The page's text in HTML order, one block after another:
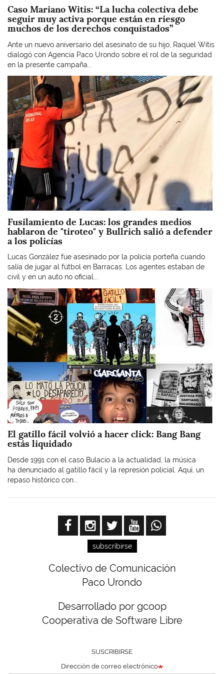
Caso Mariano Witis: “La lucha colectiva debe
seguir muy activa porque están en riesgo
muchos de los derechos conquistados”
Ante un nuevo aniversario del asesinato de su hijo, Raquel Witis
dialogó con Agencia Paco Urondo sobre el rol de la seguridad
en la presente campaña...
Imagen
Fusilamiento de Lucas: los grandes medios
hablaron de "tiroteo" y Bullrich salió a defender
a los policías
Lucas González fue asesinado por la policía porteña cuando
salía de jugar al fútbol en Barracas. Los agentes estaban de
civil y en un auto no oficial...
Imagen
El gatillo fácil volvió a hacer click: Bang Bang
estás liquidado
Desde 1991 con el caso Bulacio a la actualidad, la música
ha denunciado al gatillo fácil y la represión policial. Aquí, un
repaso histórico con...
subscribirse
Colectivo de Comunicación
Paco Urondo
Desarrollado por gcoop
Cooperativa de Software Libre
SUSCRIBIRSE
Dirección de correo electrónico